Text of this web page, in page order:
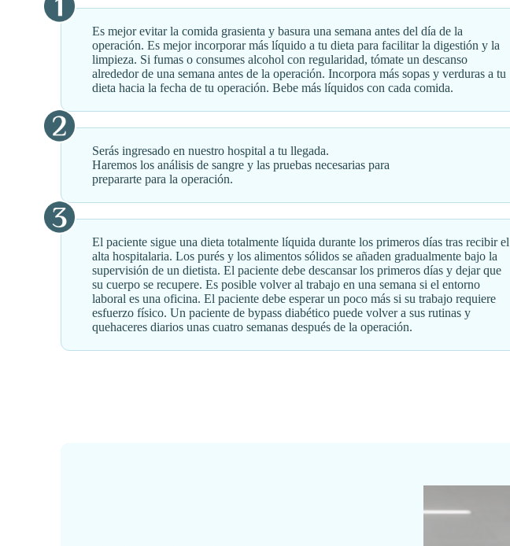
Es mejor evitar la comida grasienta y basura una semana antes del día de la
operación. Es mejor incorporar más líquido a tu dieta para facilitar la digestión y la
limpieza. Si fumas o consumes alcohol con regularidad, tómate un descanso
alrededor de una semana antes de la operación. Incorpora más sopas y verduras a tu
dieta hacia la fecha de tu operación. Bebe más líquidos con cada comida.
Serás ingresado en nuestro hospital a tu llegada.
Haremos los análisis de sangre y las pruebas necesarias para
prepararte para la operación.
El paciente sigue una dieta totalmente líquida durante los primeros días tras recibir el
alta hospitalaria. Los purés y los alimentos sólidos se añaden gradualmente bajo la
supervisión de un dietista. El paciente debe descansar los primeros días y dejar que
su cuerpo se recupere. Es posible volver al trabajo en una semana si el entorno
laboral es una oficina. El paciente debe esperar un poco más si su trabajo requiere
esfuerzo físico. Un paciente de bypass diabético puede volver a sus rutinas y
quehaceres diarios unas cuatro semanas después de la operación.